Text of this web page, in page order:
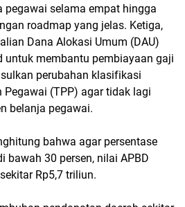
pegawai selama empat hingga
roadmap yang jelas. Ketiga,
Dana Alokasi Umum (DAU)
untuk membantu pembiayaan gaji
perubahan klasifikasi
(TPP) agar tidak lagi
belanja pegawai.
bahwa agar persentase
bawah 30 persen, nilai APBD
Rp5,7 triliun.